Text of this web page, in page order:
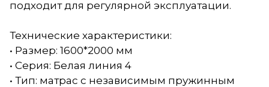
подходит для регулярной эксплуатации.
Технические характеристики:
• Размер: 1600*2000 мм
• Серия: Белая линия 4
• Тип: матрас с независимым пружинным